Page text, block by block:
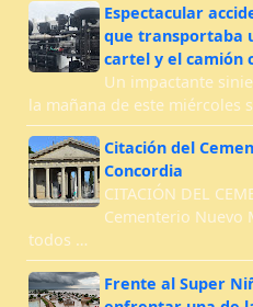
Espectacular
que transportaba
cartel y el camión
Un impactante
la mañana de este miércoles
Citación del
Concordia
CITACIÓN DEL
Cementerio Nuevo
todos …
Frente al Super